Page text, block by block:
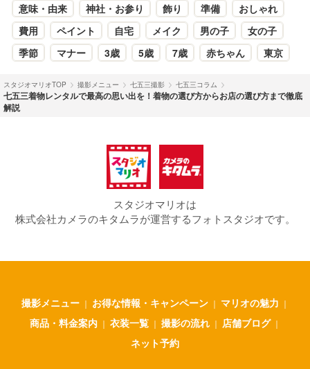
意味・由来
神社・お参り 飾り 準備
おしゃれ
費用
ペイント 自宅 メイク 男の子
女の子
季節
マナー 3歳 5歳 7歳 赤ちゃん 東京
スタジオマリオTOP 撮影メニュー 七五三撮影 七五三コラム
七五三着物レンタルで最高の思い出を！着物の選び方からお店の選び方まで徹底
解説
スタジオマリオは
株式会社カメラのキタムラが運営するフォトスタジオです。
撮影メニュー ｜ お得な情報・キャンペーン ｜ マリオの魅力 ｜
商品・料金案内 ｜ 衣装一覧 ｜ 撮影の流れ ｜ 店舗ブログ ｜
ネット予約